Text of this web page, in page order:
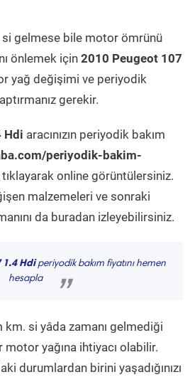
si gelmese bile motor ömrünü
önlemek için 2010 Peugeot 107
yağ değişimi ve periyodik
gerekir.
Hdi aracınızın periyodik bakım
periyodik-bakim-
online görüntülersiniz.
malzemeleri ve sonraki
da buradan izleyebilirsiniz.
1.4 Hdiperiyodik bakım fiyatını hemen
hesapla
”
km. si yâda zamanı gelmediği
motor yağına ihtiyacı olabilir.
durumlardan birini yaşadığınızı